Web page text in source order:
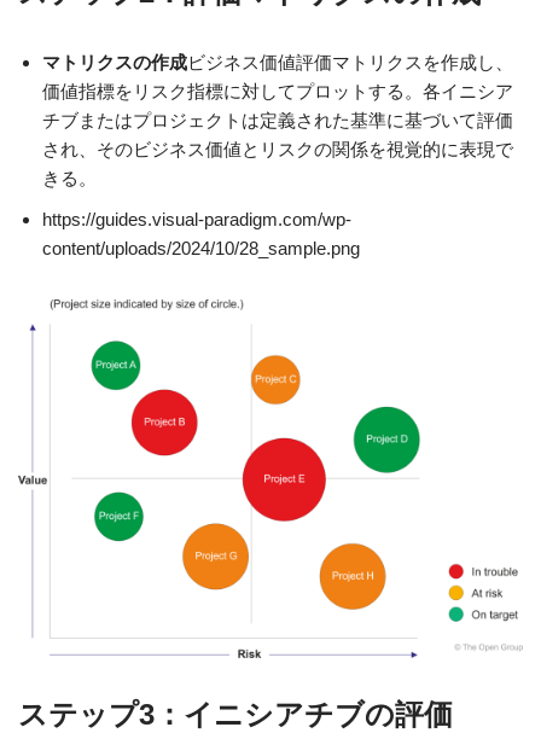
マトリクスの作成ビジネス価値評価マトリクスを作成し、
価値指標をリスク指標に対してプロットする。各イニシア
チブまたはプロジェクトは定義された基準に基づいて評価
され、そのビジネス価値とリスクの関係を視覚的に表現で
きる。
https://guides.visual-paradigm.com/wp-
content/uploads/2024/10/28_sample.png
ステップ3：イニシアチブの評価